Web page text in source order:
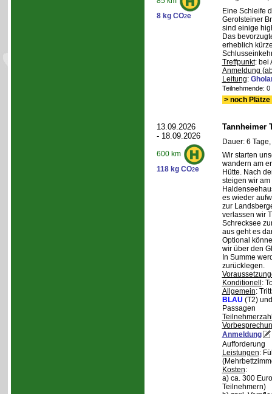
8 kg CO2e
Eine Schleife
Gerolsteiner
sind einige
Das
erheblich
Treffpunkt: bei
Anmeldung
Leitung:
Teilnehmende:
> noch
13.09.2026
- 18.09.2026
600 km
118 kg CO2e
Tannheimer
Dauer: 6
Wir starten
wandern am
Hütte. Nach
steigen wir
es wieder
zur
verlassen wir
Schrecksee
aus geht es
Optional
wir über den
In Summe
zurücklegen.
Konditionell :
Allgemein:
BLAU (T2)
Passagen
Anmeldung
Aufforderung
Leistungen:
Kosten:
a) ca. 300
Teilnehmern)